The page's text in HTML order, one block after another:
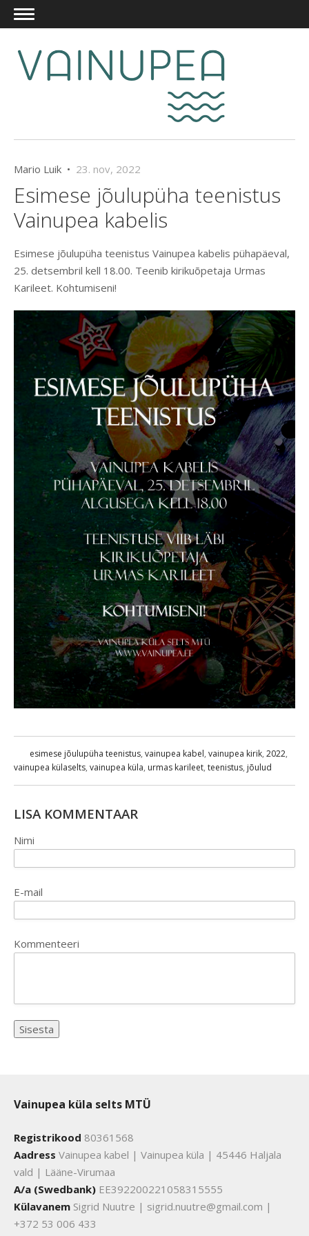
Mario Luik • 23. nov, 2022
Esimese jõulupüha teenistus
Vainupea kabelis
Esimese jõulupüha teenistus Vainupea kabelis pühapäeval,
25. detsembril kell 18.00. Teenib kirikuõpetaja Urmas
Karileet. Kohtumiseni!
esimese jõulupüha teenistus, vainupea kabel, vainupea kirik, 2022,
vainupea külaselts, vainupea küla, urmas karileet, teenistus, jõulud
LISA KOMMENTAAR
Nimi
E-mail
Kommenteeri
Vainupea küla selts MTÜ
Registrikood 80361568
Aadress Vainupea kabel | Vainupea küla | 45446 Haljala
vald | Lääne-Virumaa
A/a (Swedbank) EE392200221058315555
Külavanem Sigrid Nuutre | sigrid.nuutre@gmail.com |
+372 53 006 433